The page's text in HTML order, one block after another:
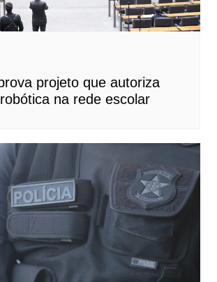
projeto que autoriza
na rede escolar